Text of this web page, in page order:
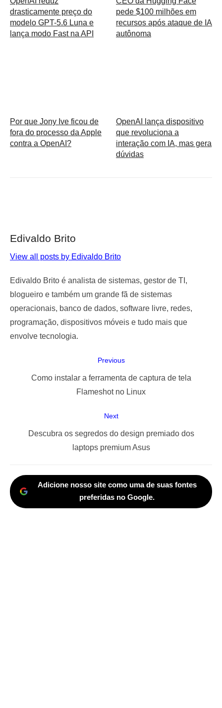
drasticamente preço do
modelo GPT-5.6 Luna e
lança modo Fast na API
pede $100 milhões em
recursos após ataque de IA
autônoma
Por que Jony Ive ficou de
fora do processo da Apple
contra a OpenAI?
OpenAI lança dispositivo
que revoluciona a
interação com IA, mas gera
dúvidas
Edivaldo Brito
View all posts by Edivaldo Brito
Edivaldo Brito é analista de sistemas, gestor de TI,
blogueiro e também um grande fã de sistemas
operacionais, banco de dados, software livre, redes,
programação, dispositivos móveis e tudo mais que
envolve tecnologia.
Previous
PreviousComo instalar a ferramenta de captura de tela
Flameshot no Linux
Next
NextDescubra os segredos do design premiado dos
laptops premium Asus
Adicione nosso site como uma de suas fontes
preferidas no Google.